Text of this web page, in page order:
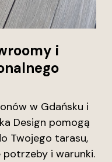
i
w Gdańsku i
Design pomogą
Twojego tarasu,
i warunki.